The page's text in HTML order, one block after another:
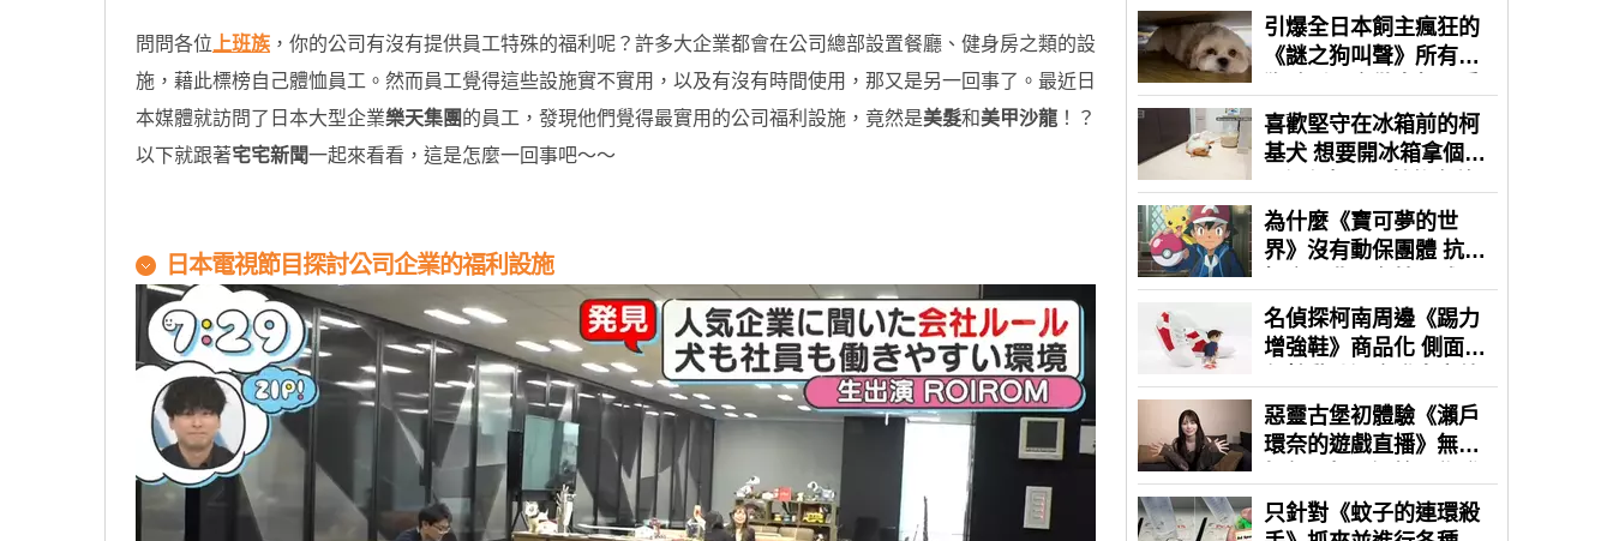
問問各位 上班族 ，你的公司有沒有提供員工特殊的福利呢？許多大企業都會在公司總部設置餐廳、健身房之類的設
施，藉此標榜自己體恤員工。然而員工覺得這些設施實不實用，以及有沒有時間使用，那又是另一回事了。最近日
本媒體就訪問了日本大型企業樂天集團的員工，發現他們覺得最實用的公司福利設施，竟然是美髮和美甲沙龍 ！？
以下就跟著宅宅新聞一起來看看，這是怎麼一回事吧～～
日本電視節目探討公司企業的福利設施